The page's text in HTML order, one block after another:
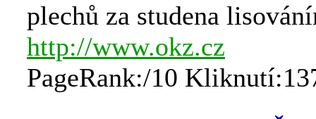
plechů za studena
http://www.okz.cz
PageRank:/10